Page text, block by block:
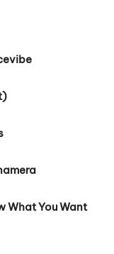
What You Want